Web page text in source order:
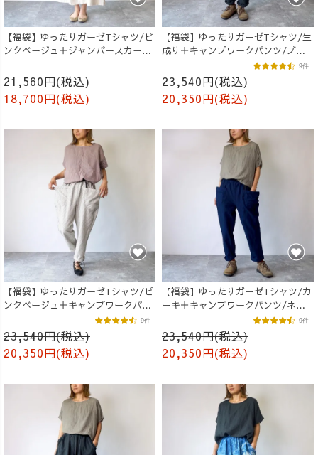
【福袋】ゆったりガーゼTシャツ/ピ
ンクベージュ＋ジャンパースカー
21,560円(税込)
18,700円(税込)
【福袋】ゆったりガーゼTシャツ/生
成り＋キャンプワークパンツ/ブラ
23,540円(税込)
20,350円(税込)
9件
【福袋】ゆったりガーゼTシャツ/ピ
ンクベージュ＋キャンプワークパン
23,540円(税込)
20,350円(税込)
9件
【福袋】ゆったりガーゼTシャツ/カ
ーキ＋キャンプワークパンツ/ネイ
23,540円(税込)
20,350円(税込)
9件